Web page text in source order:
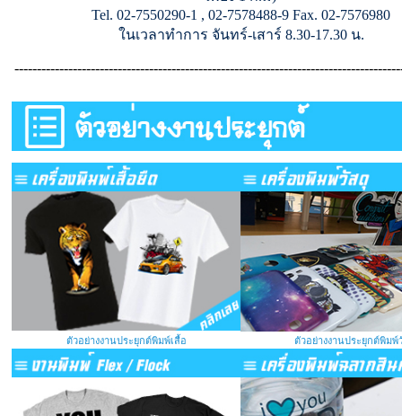
Tel. 02-7550290-1 , 02-7578488-9 Fax. 02-7576980
ในเวลาทำการ จันทร์-เสาร์ 8.30-17.30 น.
ตัวอย่างงานประยุกต์พิมพ์เสื้อ ตัวอย่างงานประยุกต์พิมพ์